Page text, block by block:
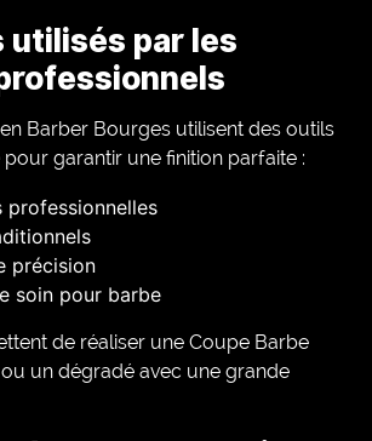
utilisés par les
Barber Bourges utilisent des outils
garantir une finition parfaite :
professionnelles
précision
soin pour barbe
de réaliser une Coupe Barbe
un dégradé avec une grande